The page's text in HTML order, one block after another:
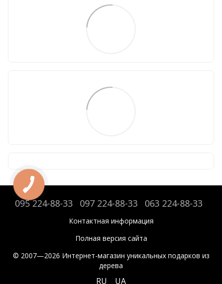
095 224-88-33 097 224-88-33 063 224-88-33
Контактная информация
Полная версия сайта
© 2007—2026 Интернет-магазин уникальных подарков из
дерева
RU UA